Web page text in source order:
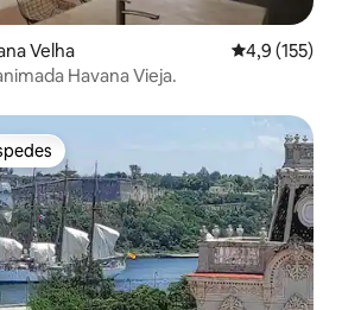
Velha 4,9 de uma
4,9 (155)
Havana Vieja.
dos hóspedes